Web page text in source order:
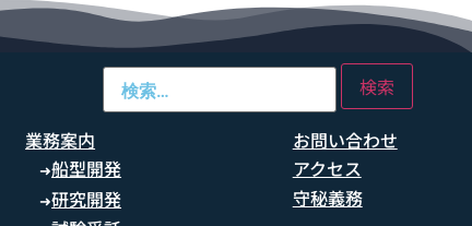
業務案内
➜船型開発
➜研究開発
お問い合わせ
アクセス
守秘義務